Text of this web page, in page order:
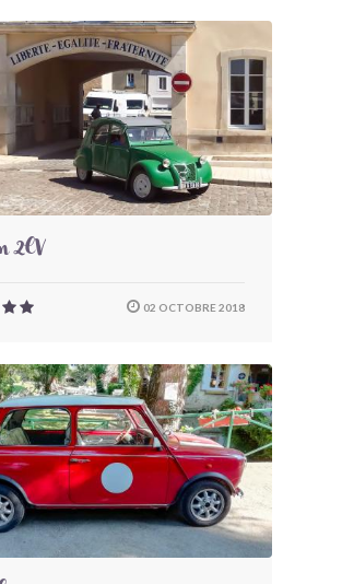
2CV
02 OCTOBRE 2018